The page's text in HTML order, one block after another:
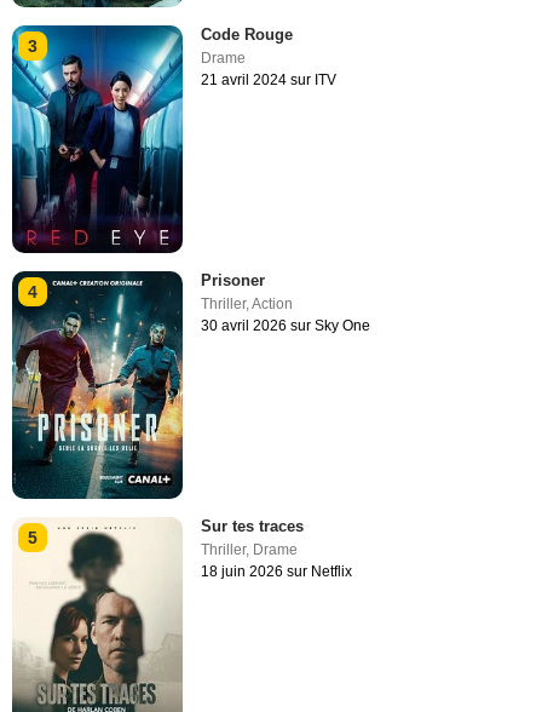
3
Code Rouge
Drame
21 avril 2024 sur ITV
4
Prisoner
Thriller,Action
30 avril 2026 sur Sky One
5
Sur tes traces
Thriller, Drame
18 juin 2026 sur Netflix